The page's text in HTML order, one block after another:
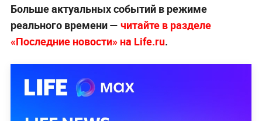
Больше актуальных событий в режиме
реального времени — читайте в разделе
«Последние новости» на Life.ru.